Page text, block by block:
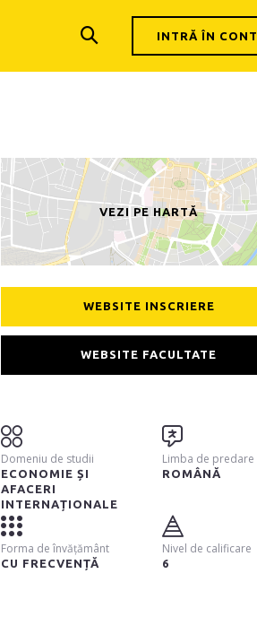
INTRĂ ÎN CONT
VEZI PE HARTĂ
WEBSITE INSCRIERE
WEBSITE FACULTATE
Domeniu de studii
ECONOMIE ȘI
AFACERI
INTERNAȚIONALE
Limba de predare
ROMÂNĂ
Forma de învățământ
CU FRECVENȚĂ
Nivel de calificare
6